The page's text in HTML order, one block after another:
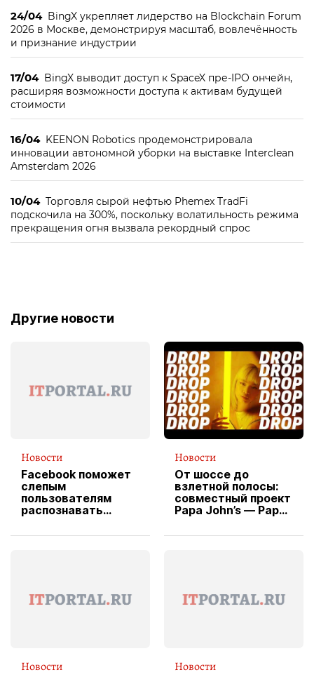
24/04 BingX укрепляет лидерство на Blockchain Forum
2026 в Москве, демонстрируя масштаб, вовлечённость
и признание индустрии
17/04 BingX выводит доступ к SpaceX пре-IPO ончейн,
расширяя возможности доступа к активам будущей
стоимости
16/04 KEENON Robotics продемонстрировала
инновации автономной уборки на выставке Interclean
Amsterdam 2026
10/04 Торговля сырой нефтью Phemex TradFi
подскочила на 300%, поскольку волатильность режима
прекращения огня вызвала рекордный спрос
Другие новости
Новости
Facebook поможет
слепым
пользователям
распознавать
Новости
От шоссе до
взлетной полосы:
совместный проект
Papa John’s — Papa
вводит
Новости Новости